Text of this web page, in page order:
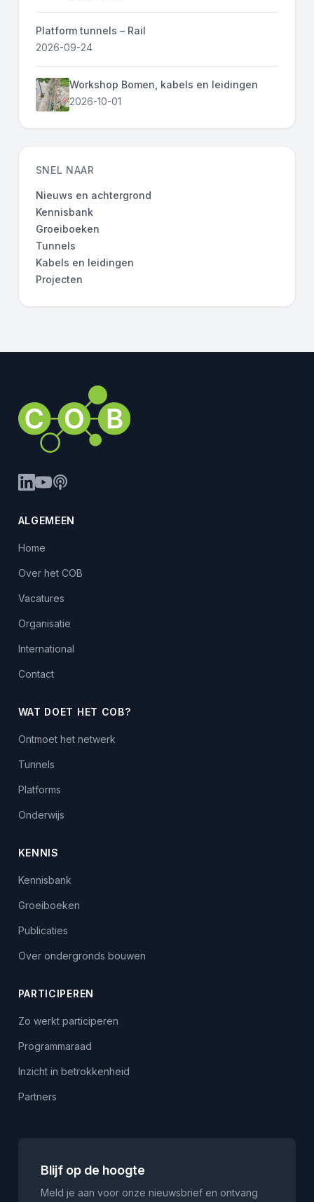
Platform tunnels – Rail
2026-09-24
Workshop Bomen, kabels en leidingen
2026-10-01
SNEL NAAR
Nieuws en achtergrond
Kennisbank
Groeiboeken
Tunnels
Kabels en leidingen
Projecten
ALGEMEEN
Home
Over het COB
Vacatures
Organisatie
International
Contact
WAT DOET HET COB?
Ontmoet het netwerk
Tunnels
Platforms
Onderwijs
KENNIS
Kennisbank
Groeiboeken
Publicaties
Over ondergronds bouwen
PARTICIPEREN
Zo werkt participeren
Programmaraad
Inzicht in betrokkenheid
Partners
Blijf op de hoogte
Meld je aan voor onze nieuwsbrief en ontvang